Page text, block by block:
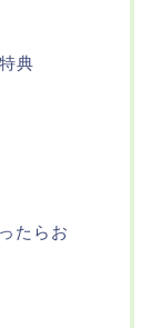
典
たらお